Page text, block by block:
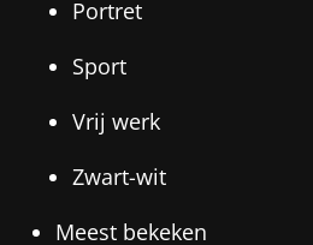
Portret
Sport
Vrij werk
Zwart-wit
Meest bekeken